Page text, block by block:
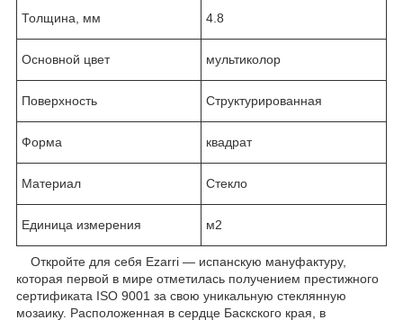
Толщина, мм 4.8
Основной цвет мультиколор
Поверхность Структурированная
Форма квадрат
Материал Стекло
Единица измерения м2
Откройте для себя Ezarri — испанскую мануфактуру,
которая первой в мире отметилась получением престижного
сертификата ISO 9001 за свою уникальную стеклянную
мозаику. Расположенная в сердце Баскского края, в